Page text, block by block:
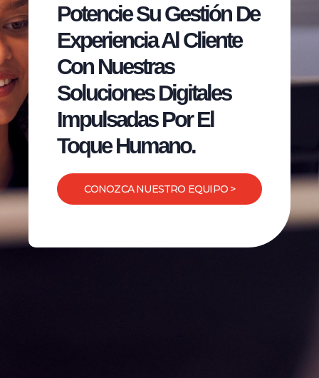
Potencie Su Gestión De
Experiencia Al Cliente
Con Nuestras
Soluciones Digitales
Impulsadas Por El
Toque Humano.
CONOZCA NUESTRO EQUIPO >